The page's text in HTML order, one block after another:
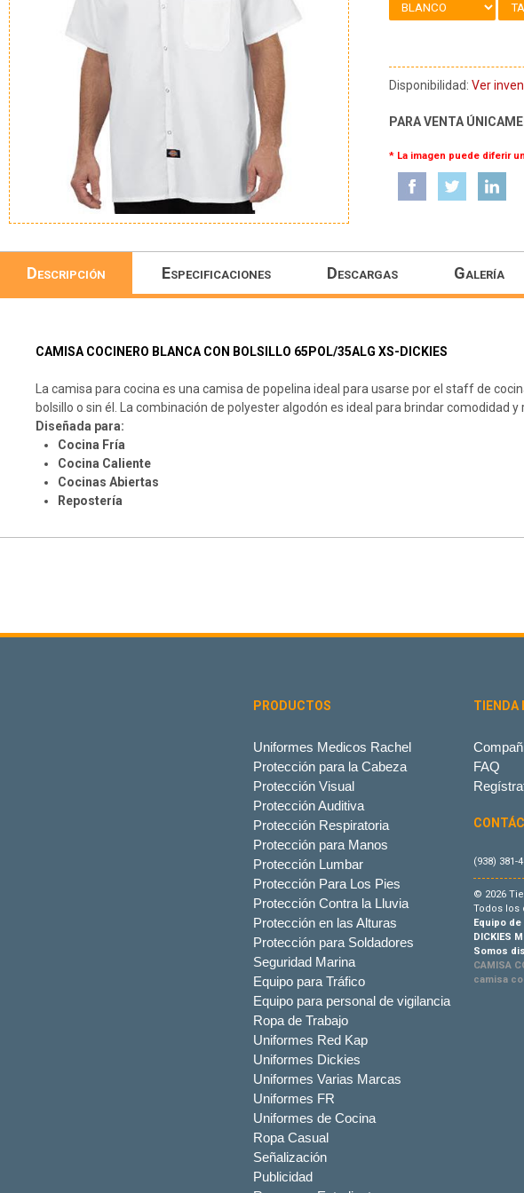
Disponibilidad:Ver
PARA VENTA
* La imagen puede diferir
Descripción Especificaciones Descargas Galería
CAMISA COCINERO BLANCA CON BOLSILLO 65POL/35ALG XS-DICKIES
La camisa para cocina es una camisa de popelina ideal para usarse por el staff de
bolsillo o sin él. La combinación de polyester algodón es ideal para brindar comodidad y
Diseñada para:
Cocina Fría
Cocina Caliente
Cocinas Abiertas
Repostería
PRODUCTOS
Uniformes Medicos Rachel
Protección para la Cabeza
Protección Visual
Protección Auditiva
Protección Respiratoria
Protección para Manos
Protección Lumbar
Protección Para Los Pies
Protección Contra la Lluvia
Protección en las Alturas
Protección para Soldadores
Seguridad Marina
Equipo para Tráfico
Equipo para personal de vigilancia
Ropa de Trabajo
Uniformes Red Kap
Uniformes Dickies
Uniformes Varias Marcas
Uniformes FR
Uniformes de Cocina
Ropa Casual
Señalización
Publicidad
TIENDA
FAQ
(938) 381-
© 2026
Todos los
Equipo
DICKIES
Somos
CAMISA
camisa